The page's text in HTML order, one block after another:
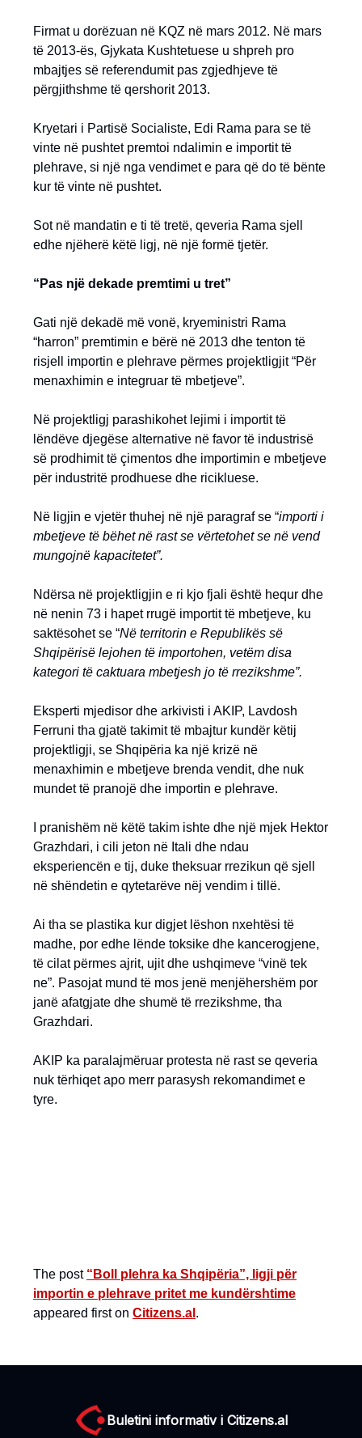
Firmat u dorëzuan në KQZ në mars 2012. Në mars
të 2013-ës, Gjykata Kushtetuese u shpreh pro
mbajtjes së referendumit pas zgjedhjeve të
përgjithshme të qershorit 2013.
Kryetari i Partisë Socialiste, Edi Rama para se të
vinte në pushtet premtoi ndalimin e importit të
plehrave, si një nga vendimet e para që do të bënte
kur të vinte në pushtet.
Sot në mandatin e ti të tretë, qeveria Rama sjell
edhe njëherë këtë ligj, në një formë tjetër.
“Pas një dekade premtimi u tret”
Gati një dekadë më vonë, kryeministri Rama
“harron” premtimin e bërë në 2013 dhe tenton të
risjell importin e plehrave përmes projektligjit “Për
menaxhimin e integruar të mbetjeve”.
Në projektligj parashikohet lejimi i importit të
lëndëve djegëse alternative në favor të industrisë
së prodhimit të çimentos dhe importimin e mbetjeve
për industritë prodhuese dhe ricikluese.
Në ligjin e vjetër thuhej në një paragraf se “importi i
mbetjeve të bëhet në rast se vërtetohet se në vend
mungojnë kapacitetet”.
Ndërsa në projektligjin e ri kjo fjali është hequr dhe
në nenin 73 i hapet rrugë importit të mbetjeve, ku
saktësohet se “Në territorin e Republikës së
Shqipërisë lejohen të importohen, vetëm disa
kategori të caktuara mbetjesh jo të rrezikshme”.
Eksperti mjedisor dhe arkivisti i AKIP, Lavdosh
Ferruni tha gjatë takimit të mbajtur kundër këtij
projektligji, se Shqipëria ka një krizë në
menaxhimin e mbetjeve brenda vendit, dhe nuk
mundet të pranojë dhe importin e plehrave.
I pranishëm në këtë takim ishte dhe një mjek Hektor
Grazhdari, i cili jeton në Itali dhe ndau
eksperiencën e tij, duke theksuar rrezikun që sjell
në shëndetin e qytetarëve nëj vendim i tillë.
Ai tha se plastika kur digjet lëshon nxehtësi të
madhe, por edhe lënde toksike dhe kancerogjene,
të cilat përmes ajrit, ujit dhe ushqimeve “vinë tek
ne”. Pasojat mund të mos jenë menjëhershëm por
janë afatgjate dhe shumë të rrezikshme, tha
Grazhdari.
AKIP ka paralajmëruar protesta në rast se qeveria
nuk tërhiqet apo merr parasysh rekomandimet e
tyre.
The post “Boll plehra ka Shqipëria”, ligji për
importin e plehrave pritet me kundërshtime
appeared first on Citizens.al .
Buletini informativ i Citizens.al